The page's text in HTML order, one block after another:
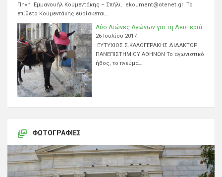
Πηγή Εμμανουήλ Κουμεντάκης – Σπήλι. ekoument@otenet.gr Το
επίθετο Κουμεντάκης ευρίσκεται…
Δύο Αιώνες Αγώνων για τη Λευτεριά
26 Ιουλίου 2017
ΕΥΤΥΧΙΟΣ Σ.ΚΑΛΟΓΕΡΑΚΗΣ ΔΙΔΑΚΤΩΡ
ΠΑΝΕΠΙΣΤΗΜΙΟΥ ΑΘΗΝΩΝ Το αγωνιστικό
ήθος, το πνεύμα…
ΦΩΤΟΓΡΑΦΊΕΣ